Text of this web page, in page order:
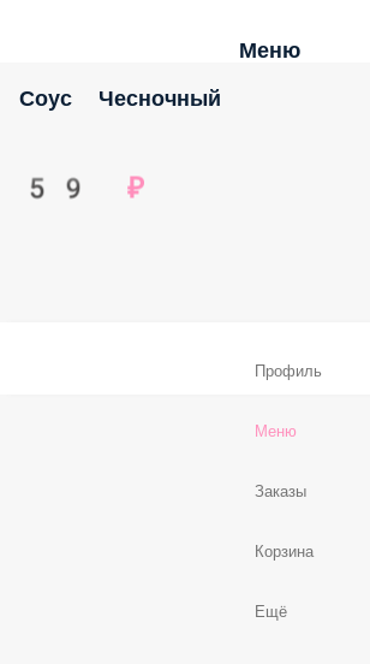
Меню
Соус Чесночный
59 ₽
Профиль
Меню
Заказы
Корзина
Ещё